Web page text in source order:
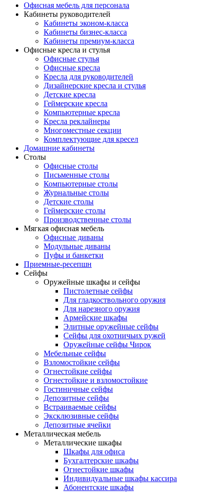
Офисная мебель для персонала
Кабинеты руководителей
Кабинеты эконом-класса
Кабинеты бизнес-класса
Кабинеты премиум-класса
Офисные кресла и стулья
Офисные стулья
Офисные кресла
Кресла для руководителей
Дизайнерские кресла и стулья
Детские кресла
Геймерские кресла
Компьютерные кресла
Кресла реклайнеры
Многоместные секции
Комплектующие для кресел
Домашние кабинеты
Столы
Офисные столы
Письменные столы
Компьютерные столы
Журнальные столы
Детские столы
Геймерские столы
Производственные столы
Мягкая офисная мебель
Офисные диваны
Модульные диваны
Пуфы и банкетки
Приемные-ресепшн
Сейфы
Оружейные шкафы и сейфы
Пистолетные сейфы
Для гладкоствольного оружия
Для нарезного оружия
Армейские шкафы
Элитные оружейные сейфы
Сейфы для охотничьих ружей
Оружейные сейфы Чирок
Мебельные сейфы
Взломостойкие сейфы
Огнестойкие сейфы
Огнестойкие и взломостойкие
Гостиничные сейфы
Депозитные сейфы
Встраиваемые сейфы
Эксклюзивные сейфы
Депозитные ячейки
Металлическая мебель
Металлические шкафы
Шкафы для офиса
Бухгалтерские шкафы
Огнестойкие шкафы
Индивидуальные шкафы кассира
Абонентские шкафы